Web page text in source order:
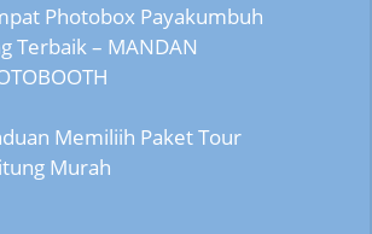
Photobox Payakumbuh
Terbaik – MANDAN
Memiliih Paket Tour
Murah